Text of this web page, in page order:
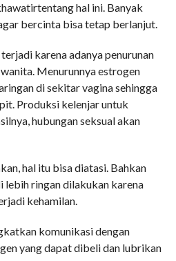
hal ini. Banyak
bercinta bisa tetap berlanjut.
karena adanya penurunan
Menurunnya estrogen
di sekitar vagina sehingga
Produksi kelenjar untuk
hubungan seksual akan
hal itu bisa diatasi. Bahkan
lebih ringan dilakukan karena
kehamilan.
komunikasi dengan
yang dapat dibeli dan lubrikan